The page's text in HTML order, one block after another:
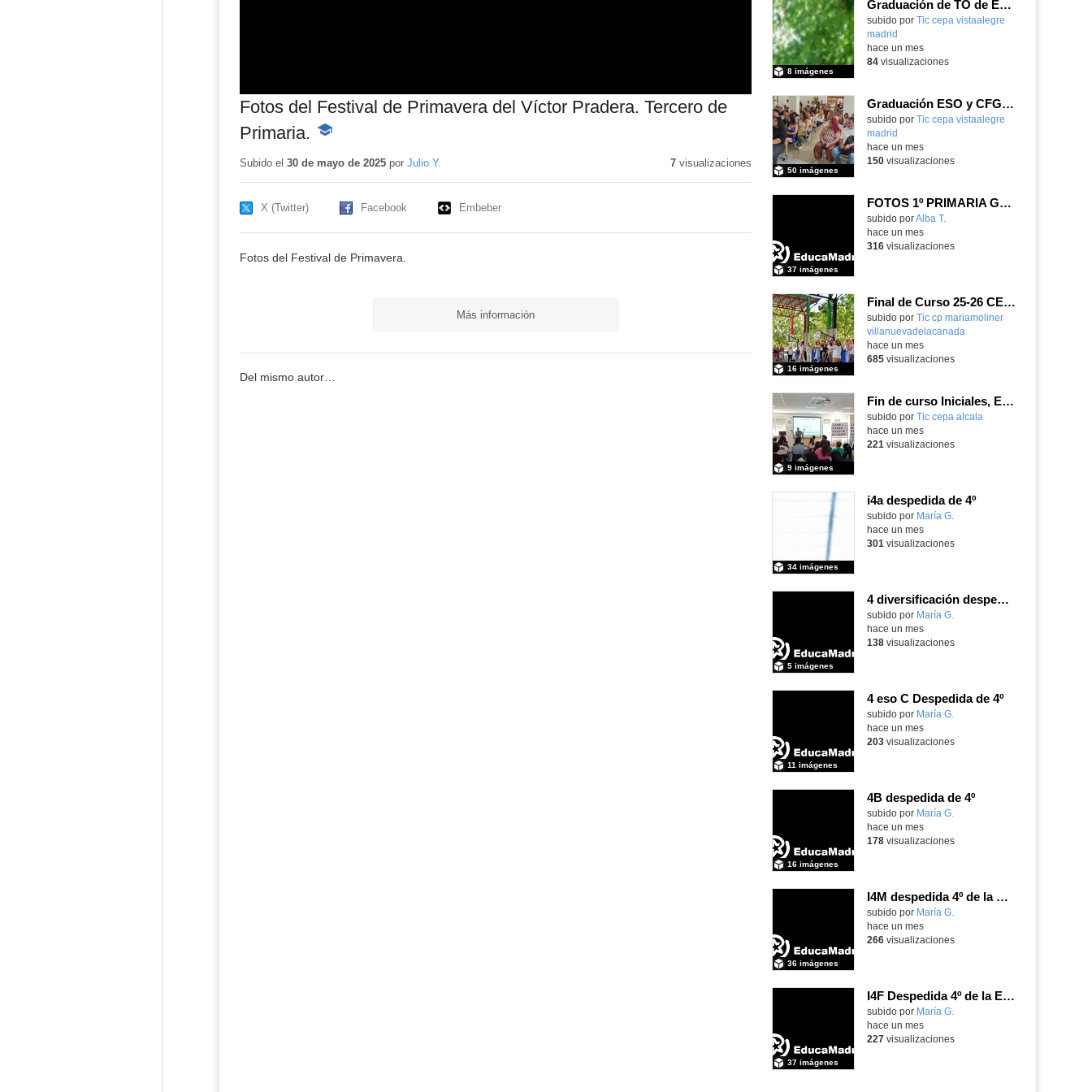
Fotos del Festival de Primavera del Víctor Pradera. Tercero de
Primaria.
-
educativo
Subido el 30 de mayo de 2025por Julio Y. 7visualizaciones
X (Twitter) Facebook Embeber
Fotos del Festival de Primavera.
Más información
Del mismo autor…
Graduación de TO de Empleo Doméstico
subido por Tic cepa vistaalegre
madrid
8 imágenes
hace un mes
84visualizaciones
Graduación ESO y CFGB 2026
subido por Tic cepa vistaalegre
madrid
50 imágenes
hace un mes
150visualizaciones
FOTOS 1º PRIMARIA GONZALO DE BERCEO
subido porAlba T.
37 imágenes
hace un mes
316visualizaciones
Final de Curso 25-26 CEIPSO MARÍA MOLINER
subido por Tic cp mariamoliner
villanuevadelacanada
16 imágenes
hace un mes
685visualizaciones
Fin de curso Iniciales, Español, Inglés, Informática y Patrimonio
subido por Tic cepa alcala
9 imágenes
hace un mes
221 visualizaciones
i4a despedida de 4º
Contenido educativo.
subido por María G.
34 imágenes
hace un mes
301 visualizaciones
4 diversificación despedida de 4º
Contenido educativo.
subido por María G.
5 imágenes
hace un mes
138visualizaciones
4 eso C Despedida de 4º
Contenido educativo.
subido por María G.
11 imágenes
hace un mes
203visualizaciones
4B despedida de 4º
Contenido educativo.
subido por María G.
16 imágenes
hace un mes
178visualizaciones
I4M despedida 4º de la ESO
subido por María G.
36 imágenes
hace un mes
266visualizaciones
I4F Despedida 4º de la ESO
subido por María G.
37 imágenes
hace un mes
227visualizaciones